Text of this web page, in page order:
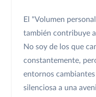
El "Volumen
también contribuye
No soy de los que
constantemente,
entornos
silenciosa a una